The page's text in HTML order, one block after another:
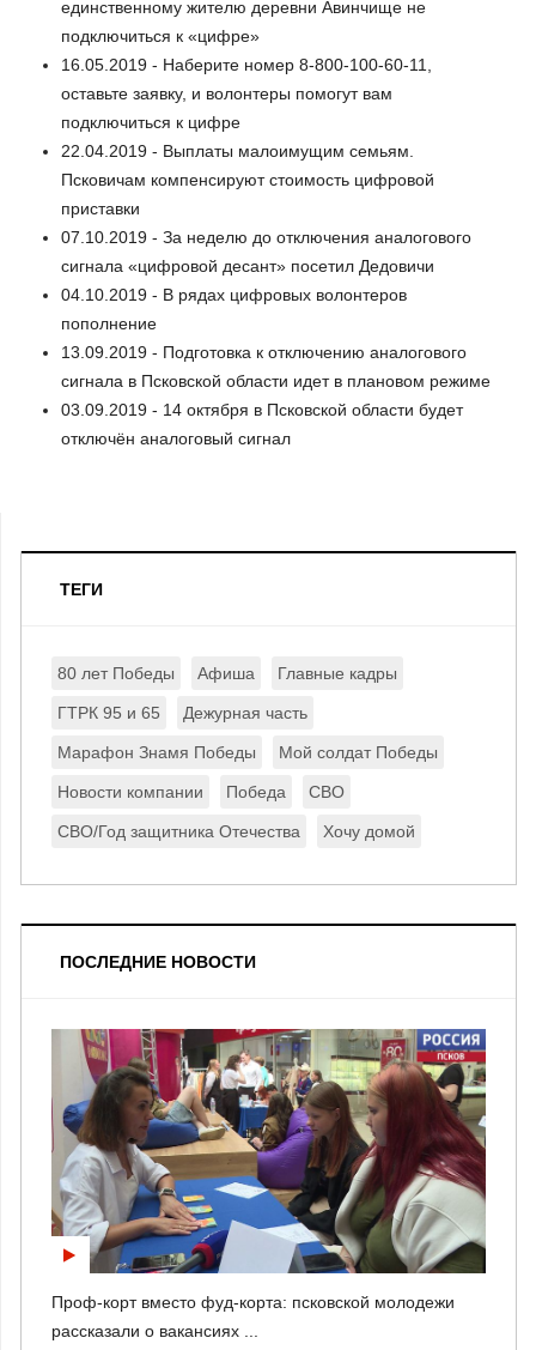
единственному жителю деревни Авинчище не
подключиться к «цифре»
16.05.2019 - Наберите номер 8-800-100-60-11,
оставьте заявку, и волонтеры помогут вам
подключиться к цифре
22.04.2019 - Выплаты малоимущим семьям.
Псковичам компенсируют стоимость цифровой
приставки
07.10.2019 - За неделю до отключения аналогового
сигнала «цифровой десант» посетил Дедовичи
04.10.2019 - В рядах цифровых волонтеров
пополнение
13.09.2019 - Подготовка к отключению аналогового
сигнала в Псковской области идет в плановом режиме
03.09.2019 - 14 октября в Псковской области будет
отключён аналоговый сигнал
ТЕГИ
80 лет Победы Афиша Главные кадры
ГТРК 95 и 65 Дежурная часть
Марафон Знамя Победы Мой солдат Победы
Новости компании Победа СВО
СВО/Год защитника Отечества Хочу домой
ПОСЛЕДНИЕ НОВОСТИ
Проф-корт вместо фуд-корта: псковской молодежи
рассказали о вакансиях ...